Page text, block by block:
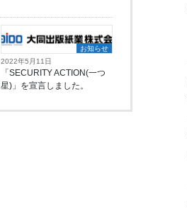
お知らせ
2022年5月11日
「SECURITY ACTION(一つ
星)」を宣言しました。